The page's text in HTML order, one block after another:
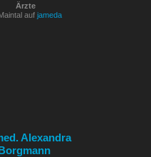
Ärzte
auf jameda
Alexandra